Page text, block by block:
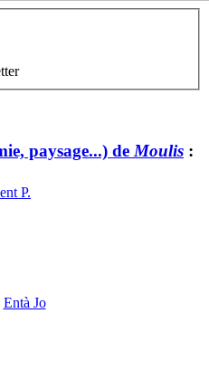
paysage...) de Moulis :
P.
Entà Jo